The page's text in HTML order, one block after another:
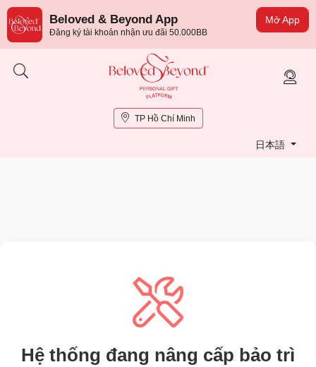
Mở App
Beloved & Beyond App
Đăng ký tài khoản nhận ưu đãi 50.000BB
TP Hồ Chí Minh
日本語
Hệ thống đang nâng cấp bảo trì